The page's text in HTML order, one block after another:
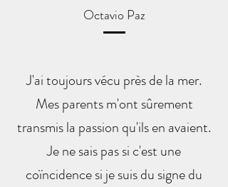
Octavio Paz
J'ai toujours vécu près de la mer.
Mes parents m'ont sûrement
transmis la passion qu'ils en avaient.
Je ne sais pas si c'est une
coïncidence si je suis du signe du